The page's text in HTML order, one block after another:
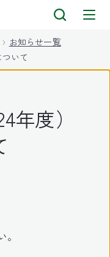
お知らせ一覧
いて
年度）